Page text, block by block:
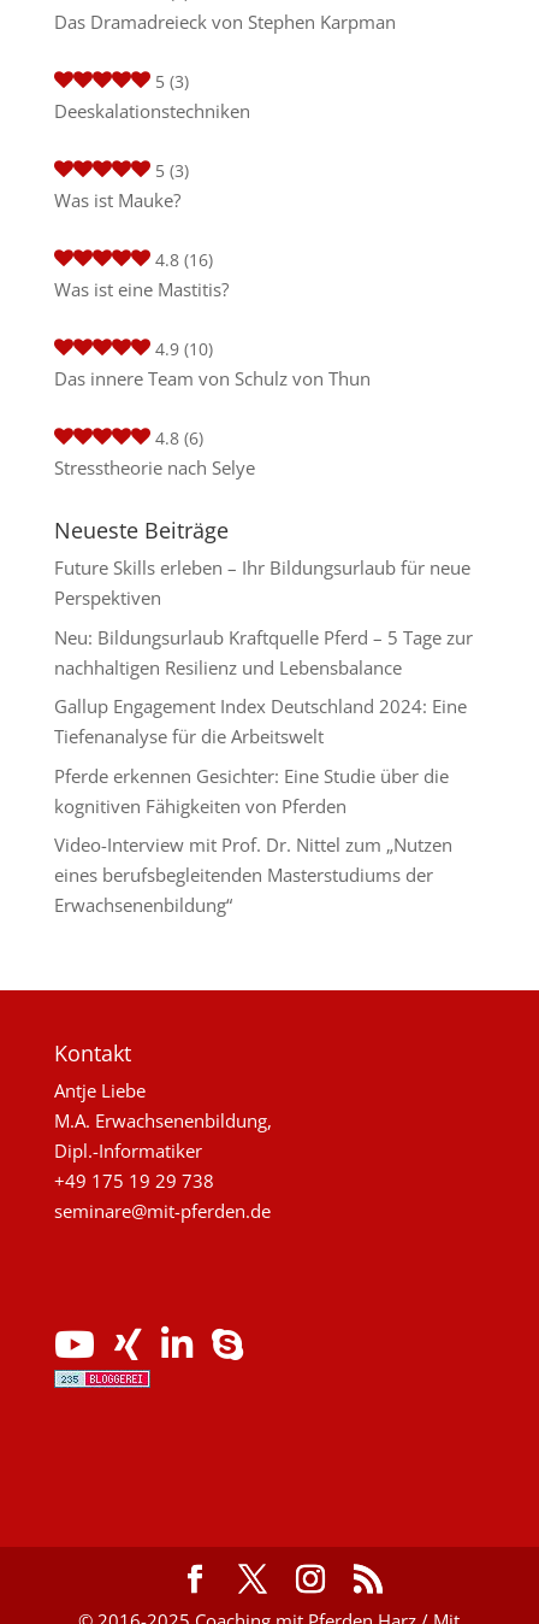
Das Dramadreieck von Stephen Karpman
5 (3)
Deeskalationstechniken
5 (3)
Was ist Mauke?
4.8 (16)
Was ist eine Mastitis?
4.9 (10)
Das innere Team von Schulz von Thun
4.8 (6)
Stresstheorie nach Selye
Neueste Beiträge
Future Skills erleben – Ihr Bildungsurlaub für neue
Perspektiven
Neu: Bildungsurlaub Kraftquelle Pferd – 5 Tage zur
nachhaltigen Resilienz und Lebensbalance
Gallup Engagement Index Deutschland 2024: Eine
Tiefenanalyse für die Arbeitswelt
Pferde erkennen Gesichter: Eine Studie über die
kognitiven Fähigkeiten von Pferden
Video-Interview mit Prof. Dr. Nittel zum „Nutzen
eines berufsbegleitenden Masterstudiums der
Erwachsenenbildung“
Kontakt
Antje Liebe
M.A. Erwachsenenbildung,
Dipl.-Informatiker
+49 175 19 29 738
seminare@mit-pferden.de